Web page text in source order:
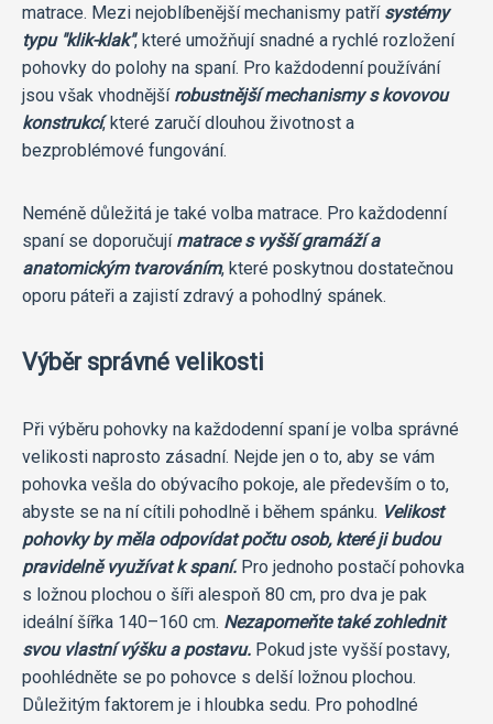
matrace. Mezi nejoblíbenější mechanismy patří systémy
typu "klik-klak", které umožňují snadné a rychlé rozložení
pohovky do polohy na spaní. Pro každodenní používání
jsou však vhodnější robustnější mechanismy s kovovou
konstrukcí, které zaručí dlouhou životnost a
bezproblémové fungování.
Neméně důležitá je také volba matrace. Pro každodenní
spaní se doporučují matrace s vyšší gramáží a
anatomickým tvarováním, které poskytnou dostatečnou
oporu páteři a zajistí zdravý a pohodlný spánek.
Výběr správné velikosti
Při výběru pohovky na každodenní spaní je volba správné
velikosti naprosto zásadní. Nejde jen o to, aby se vám
pohovka vešla do obývacího pokoje, ale především o to,
abyste se na ní cítili pohodlně i během spánku. Velikost
pohovky by měla odpovídat počtu osob, které ji budou
pravidelně využívat k spaní.Pro jednoho postačí pohovka
s ložnou plochou o šíři alespoň 80 cm, pro dva je pak
ideální šířka 140–160 cm. Nezapomeňte také zohlednit
svou vlastní výšku a postavu. Pokud jste vyšší postavy,
poohlédněte se po pohovce s delší ložnou plochou.
Důležitým faktorem je i hloubka sedu. Pro pohodlné